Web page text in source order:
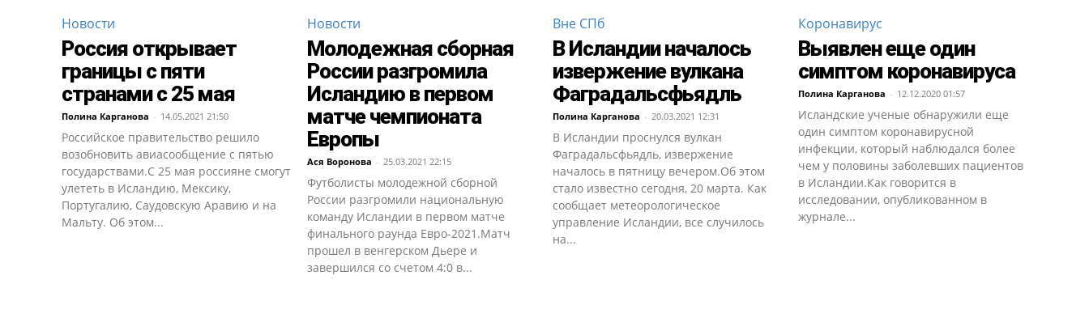
Новости
Россия открывает
границы с пяти
странами с 25 мая
Полина Карганова - 14.05.2021 21:50
Российское правительство решило
возобновить авиасообщение с пятью
государствами.С 25 мая россияне смогут
улететь в Исландию, Мексику,
Португалию, Саудовскую Аравию и на
Мальту. Об этом...
Новости
Молодежная сборная
России разгромила
Исландию в первом
матче чемпионата
Европы
Ася Воронова - 25.03.2021 22:15
Футболисты молодежной сборной
России разгромили национальную
команду Исландии в первом матче
финального раунда Евро-2021.Матч
прошел в венгерском Дьере и
завершился со счетом 4:0 в...
Вне СПб
В Исландии началось
извержение вулкана
Фаградальсфьядль
Полина Карганова - 20.03.2021 12:31
В Исландии проснулся вулкан
Фаградальсфьядль, извержение
началось в пятницу вечером.Об этом
стало известно сегодня, 20 марта. Как
сообщает метеорологическое
управление Исландии, все случилось
на...
Коронавирус
Выявлен еще один
симптом коронавируса
Полина Карганова - 12.12.2020 01:57
Исландские ученые обнаружили еще
один симптом коронавирусной
инфекции, который наблюдался более
чем у половины заболевших пациентов
в Исландии.Как говорится в
исследовании, опубликованном в
журнале...